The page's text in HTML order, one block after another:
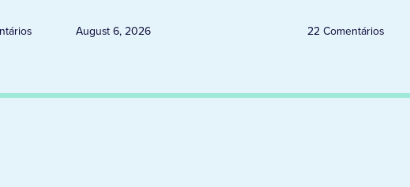
August 6, 2026 22 Comentários